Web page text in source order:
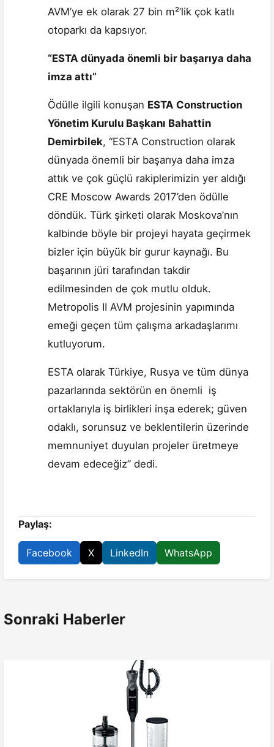
AVM’ye ek olarak 27 bin m²’lik çok katlı
otoparkı da kapsıyor.
“ESTA dünyada önemli bir başarıya daha
imza attı”
Ödülle ilgili konuşan ESTA Construction
Yönetim Kurulu Başkanı Bahattin
Demirbilek, “ESTA Construction olarak
dünyada önemli bir başarıya daha imza
attık ve çok güçlü rakiplerimizin yer aldığı
CRE Moscow Awards 2017’den ödülle
döndük. Türk şirketi olarak Moskova’nın
kalbinde böyle bir projeyi hayata geçirmek
bizler için büyük bir gurur kaynağı. Bu
başarının jüri tarafından takdir
edilmesinden de çok mutlu olduk.
Metropolis II AVM projesinin yapımında
emeği geçen tüm çalışma arkadaşlarımı
kutluyorum.
ESTA olarak Türkiye, Rusya ve tüm dünya
pazarlarında sektörün en önemli iş
ortaklarıyla iş birlikleri inşa ederek; güven
odaklı, sorunsuz ve beklentilerin üzerinde
memnuniyet duyulan projeler üretmeye
devam edeceğiz” dedi.
Paylaş:
Facebook X LinkedIn WhatsApp
Sonraki Haberler